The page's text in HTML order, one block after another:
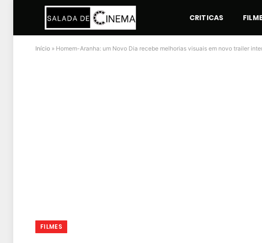
CRITICAS
Início » Homem-Aranha: um Novo Dia recebe melhorias visuais em novo trailer
FILMES